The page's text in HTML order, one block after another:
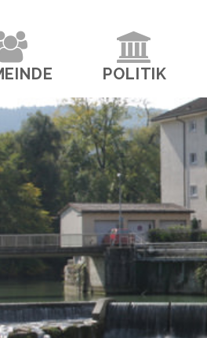
POLITIK